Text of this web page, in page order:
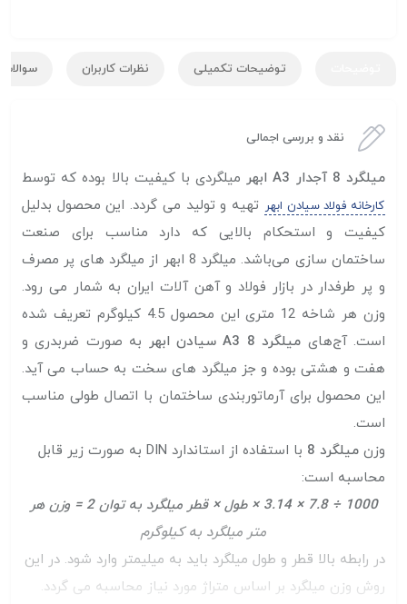
توضیحات تکمیلی نظرات کاربران سوالات
نقد و بررسی اجمالی
میلگرد 8 آجدار A3 ابهر میلگردی با کیفیت بالا بوده که توسط
کارخانه فولاد سیادن ابهر تهیه و تولید می گردد. این محصول بدلیل
کیفیت و استحکام بالایی که دارد مناسب برای صنعت
ساختمان سازی می‌باشد. میلگرد 8 ابهر از میلگرد های پر مصرف
و پر طرفدار در بازار فولاد و آهن آلات ایران به شمار می رود.
وزن هر شاخه 12 متری این محصول 4.5 کیلوگرم تعریف شده
است. آج‌های میلگرد 8 A3 سیادن ابهر
به صورت ضربدری و
هفت و هشتی بوده و جز میلگرد های سخت به حساب می آید.
این محصول برای آرماتوربندی ساختمان با اتصال طولی مناسب
است.
وزن میلگرد 8
با استفاده از استاندارد DIN به صورت زیر قابل
محاسبه است:
1000 ÷ 7.8 × 3.14 × طول × قطر میلگرد به توان 2 = وزن هر
متر میلگرد به کیلوگرم
در رابطه بالا قطر و طول میلگرد باید به میلیمتر وارد شود. در این
روش وزن میلگرد بر اساس متراژ مورد نیاز محاسبه می گردد.